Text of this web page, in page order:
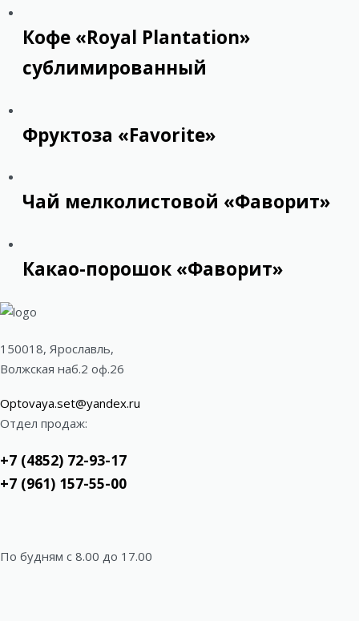
Кофе «Royal Plantation»
сублимированный
Фруктоза «Favorite»
Чай мелколистовой «Фаворит»
Какао-порошок «Фаворит»
150018, Ярославль,
Волжская наб.2 оф.26
Optovaya.set@yandex.ru
Отдел продаж:
+7 (4852) 72-93-17
+7 (961) 157-55-00
По будням c 8.00 до 17.00